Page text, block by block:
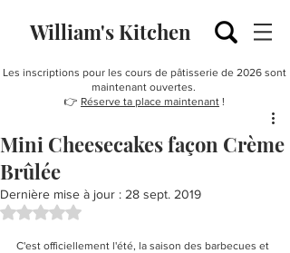
William's Kitchen
Les inscriptions pour les cours de pâtisserie de 2026 sont
maintenant ouvertes.
👉 Réserve ta place maintenant !
Mini Cheesecakes façon Crème
Brûlée
Dernière mise à jour : 28 sept. 2019
Noté NaN étoiles sur 5.
C'est officiellement l'été, la saison des barbecues et